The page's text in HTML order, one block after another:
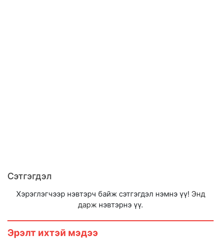
Сэтгэгдэл
Хэрэглэгчээр нэвтэрч байж сэтгэгдэл нэмнэ үү! Энд
дарж нэвтэрнэ үү.
Эрэлт ихтэй мэдээ